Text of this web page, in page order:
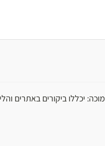
יכללו ביקורים באתרים